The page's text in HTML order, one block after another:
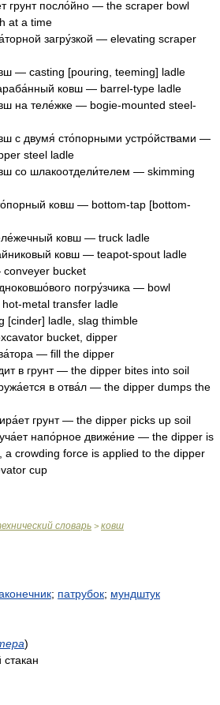
грунт посло́йно — the scraper bowl
at a time
загру́зкой — elevating scraper
— casting [pouring, teeming] ladle
ковш — barrel-type ladle
на теле́жке — bogie-mounted steel-
с двумя́ сто́порными устро́йствами —
steel ladle
со шлакоотдели́телем — skimming
ковш — bottom-tap [bottom-
ковш — truck ladle
ковш — teapot-spout ladle
bucket
погру́зчика — bowl
metal transfer ladle
ladle, slag thimble
bucket, dipper
— fill the dipper
в грунт — the dipper bites into soil
в отва́л — the dipper dumps the
грунт — the dipper picks up soil
напо́рное движе́ние — the dipper is
a crowding force is applied to the dipper
cup
словарь > ковш
; патрубок; мундштук
)